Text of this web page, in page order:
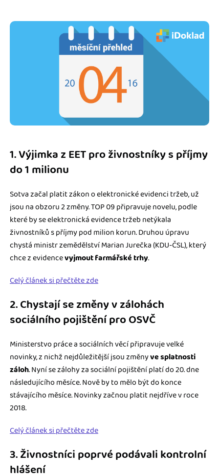
1. Výjimka z EET pro živnostníky s příjmy
do 1 milionu
Sotva začal platit zákon o elektronické evidenci tržeb, už
jsou na obzoru 2 změny. TOP 09 připravuje novelu, podle
které by se elektronická evidence tržeb netýkala
živnostníků s příjmy pod milion korun. Druhou úpravu
chystá ministr zemědělství Marian Jurečka (KDU-ČSL), který
chce z evidencevyjmout farmářské trhy.
Celý článek si přečtěte zde
2. Chystají se změny v zálohách
sociálního pojištění pro OSVČ
Ministerstvo práce a sociálních věcí připravuje velké
novinky, z nichž nejdůležitější jsou změnyve splatnosti
záloh. Nyní se zálohy za sociální pojištění platí do 20. dne
následujícího měsíce. Nově by to mělo být do konce
stávajícího měsíce. Novinky začnou platit nejdříve v roce
2018.
Celý článek si přečtěte zde
3. Živnostníci poprvé podávali kontrolní
hlášení